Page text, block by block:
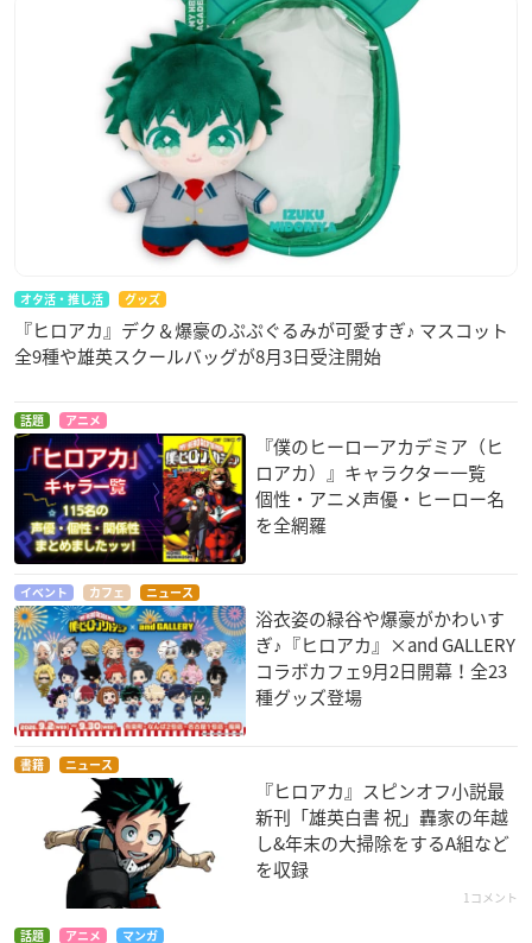
オタ活・推し活 グッズ
『ヒロアカ』デク＆爆豪のぷぷぐるみが可愛すぎ♪ マスコット
全9種や雄英スクールバッグが8月3日受注開始
話題 アニメ
『僕のヒーローアカデミア（ヒ
ロアカ）』キャラクター一覧
個性・アニメ声優・ヒーロー名
を全網羅
イベント カフェ ニュース
浴衣姿の緑谷や爆豪がかわいす
ぎ♪『ヒロアカ』×and GALLERY
コラボカフェ9月2日開幕！全23
種グッズ登場
書籍 ニュース
『ヒロアカ』スピンオフ小説最
新刊「雄英白書 祝」轟家の年越
し&年末の大掃除をするA組など
を収録
1コメント
話題 アニメ マンガ